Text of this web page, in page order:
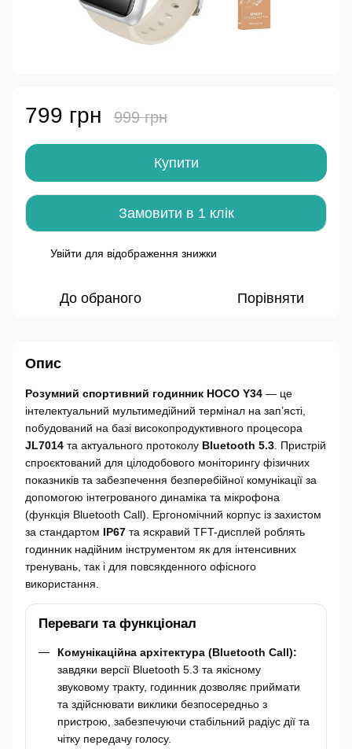
799 грн 999 грн
Купити
Замовити в 1 клік
Увійти для відображення знижки
До обраного Порівняти
Опис
Розумний спортивний годинник HOCO Y34 — це
інтелектуальний мультимедійний термінал на зап’ясті,
побудований на базі високопродуктивного процесора
JL7014 та актуального протоколу Bluetooth 5.3 . Пристрій
спроєктований для цілодобового моніторингу фізичних
показників та забезпечення безперебійної комунікації за
допомогою інтегрованого динаміка та мікрофона
(функція Bluetooth Call). Ергономічний корпус із захистом
за стандартом IP67 та яскравий TFT-дисплей роблять
годинник надійним інструментом як для інтенсивних
тренувань, так і для повсякденного офісного
використання.
Переваги та функціонал
Комунікаційна архітектура (Bluetooth Call):
завдяки версії Bluetooth 5.3 та якісному
звуковому тракту, годинник дозволяє приймати
та здійснювати виклики безпосередньо з
пристрою, забезпечуючи стабільний радіус дії та
чітку передачу голосу.